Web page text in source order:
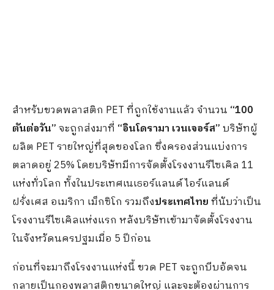
สำหรับขวดพลาสติก PET ที่ถูกใช้งานแล้ว จำนวน “100
ตันต่อวัน”จะถูกส่งมาที่ “อินโดรามา เวนเจอร์ส”บริษัทผู้
ผลิต PET รายใหญ่ที่สุดของโลก ซึ่งครองส่วนแบ่งการ
ตลาดอยู่ 25% โดยบริษัทมีการจัดตั้งโรงงานรีไซเคิล 11
แห่งทั่วโลก ทั้งในประเทศเนเธอร์แลนด์ ไอร์แลนด์
ฝรั่งเศส อเมริกา เม็กซิโก รวมถึงประเทศไทยที่นับว่าเป็น
โรงงานรีไซเคิลแห่งแรก หลังบริษัทเข้ามาจัดตั้งโรงงาน
ในจังหวัดนครปฐมเมื่อ 5 ปีก่อน
ก่อนที่จะมาถึงโรงงานแห่งนี้ ขวด PET จะถูกบีบอัดจน
กลายเป็นกองพลาสติกขนาดใหญ่ และจะต้องผ่านการ